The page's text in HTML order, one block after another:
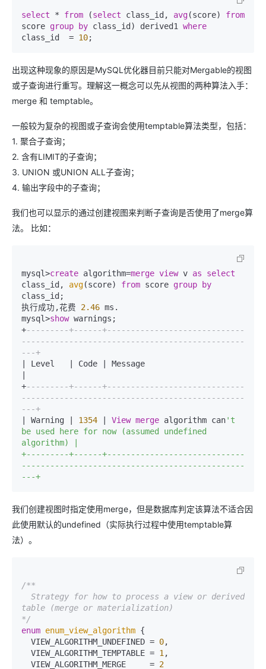
select * from (select class_id, avg(score) from
score group by class_id) derived1 where
class_id  = 10
出现这种现象的原因是MySQL优化器目前只能对Mergable的视图
或子查询进行重写。理解这一概念可以先从视图的两种算法入手：
merge 和 temptable。
一般较为复杂的视图或子查询会使用temptable算法类型，包括：
1. 聚合子查询；
2. 含有LIMIT的子查询；
3. UNION 或UNION ALL子查询；
4. 输出字段中的子查询；
我们也可以显示的通过创建视图来判断子查询是否使用了merge算
法。 比如：
mysql>create algorithm=merge view v as
select
class_id, avg(score) from score group
by
class_id;
执行成功,花费 2.46 ms.
mysql>show
+---------+------+-----------------------------
-----------------------------------------------
---+
Level Code
+---------+------+-----------------------------
-----------------------------------------------
---+
Warning 1354 View merge algorithm can't
be used here for now (assumed undefined
algorithm) |
+---------+------+-----------------------------
-----------------------------------------------
我们创建视图时指定使用merge，但是数据库判定该算法不适合因
此使用默认的undefined（实际执行过程中使用temptable算
法）。
/**
table (merge or materialization)
*/
enum enum_view_algorithm {
  VIEW_ALGORITHM_UNDEFINED =
0,
  VIEW_ALGORITHM_TEMPTABLE =
1 ,
  VIEW_ALGORITHM_MERGE     =
2